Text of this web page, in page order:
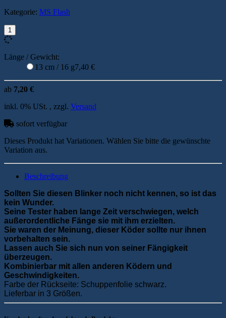
Kategorie: MS Flash
Länge / Gewicht:
13 cm / 16 g7,40 €
ab 7,20 €
inkl. 0% USt. , zzgl. Versand
sofort verfügbar
Dieses Produkt hat Variationen. Wählen Sie bitte die gewünschte
Variation aus.
Beschreibung
Sollten Sie diesen Blinker noch nicht kennen, so ist das
kein Wunder.
Seine Tester haben lange Zeit verschwiegen, welch
außerordentliche Fänge sie mit ihm erzielten.
Sie waren der Meinung, dieser Köder sollte nur ihnen
vorbehalten sein.
Lassen auch Sie sich nun von seiner Fängigkeit
überzeugen.
Kombinierbar mit allen anderen Ködern und
Geschwindigkeiten.
Farbe der Rückseite: Schuppenfolie schwarz.
Lieferbar in 3 Größen.